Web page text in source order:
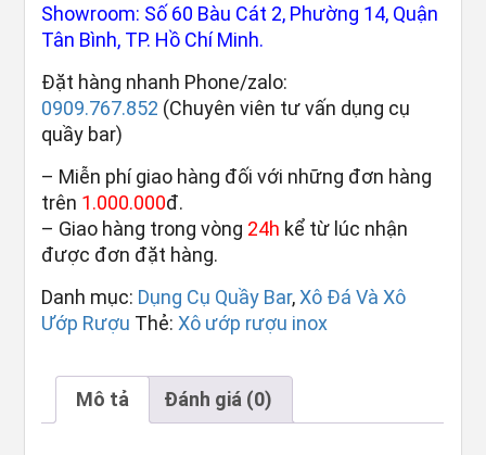
Showroom: Số 60 Bàu Cát 2, Phường 14, Quận
Tân Bình, TP. Hồ Chí Minh.
Đặt hàng nhanh Phone/zalo:
0909.767.852 (Chuyên viên tư vấn dụng cụ
quầy bar)
– Miễn phí giao hàng đối với những đơn hàng
trên 1.000.000đ.
– Giao hàng trong vòng 24h kể từ lúc nhận
được đơn đặt hàng.
Danh mục: Dụng Cụ Quầy Bar,Xô Đá Và Xô
Ướp Rượu Thẻ:Xô ướp rượu inox
Mô tả Đánh giá (0)